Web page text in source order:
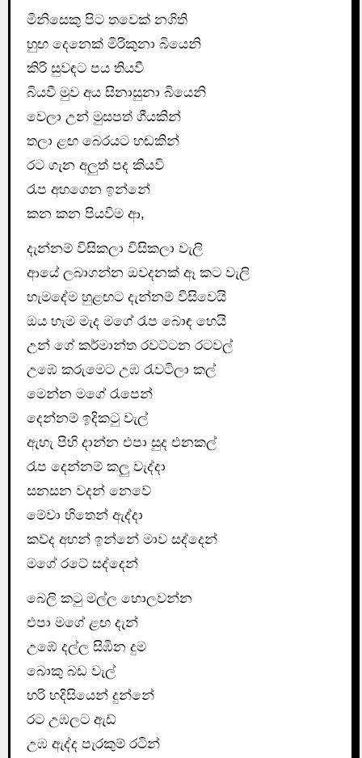
මිනිසෙකු පිට තවෙක් නගිති
හුඟ දෙනෙක් මිරිකුනා බියෙනි
කිරි සුවඳට පය තියවී
බියවී මුව අය සිනාසුනා බියෙනි
වෙලා උන් මුසපත් ගීයකින්
තලා ළඟ බෙරයට හඬකින්
රට ගැන අලුත් පද කියවි
රැප අහගෙන ඉන්නේ
කන කන පියවිම ආ,
දැන්නම් විසිකලා විසිකලා වැලි
ආයේ ලබාගන්න ඔවදනක් ඈ කට වැලි
හැමදේම හුළඟට දැන්නම් විසිවෙයි
ඔය හැම මැද මගේ රැප බොඳ හෙයි
උන් ගේ කර්මාන්ත රවට්ටන රටවල්
උඹේ කරුමෙට උඹ රැවටිලා කල්
මෙන්න මගේ රැපෙන්
දෙන්නම් ඉදිකටු වැල්
ඇහැ පිහි දාන්න එපා සුද එනකල්
රැප දෙන්නම් කලු වැද්දා
සනසන වදන් නෙවේ
මේවා හිතෙන් ඇද්දා
කව්ද අහන් ඉන්නේ මාව සද්දෙන්
මගේ රටේ සද්දෙන්
බෙලි කටු මල්ල හොලවන්න
එපා මගේ ළඟ දැන්
උඹේ දල්ල සිඹින දුම
බොකු බඩ වැල්
හරි හදිසියෙන් දුන්නේ
රට උඹලට ඇඩ්
උඹ ඇද්ද පැරකුම් රටින්